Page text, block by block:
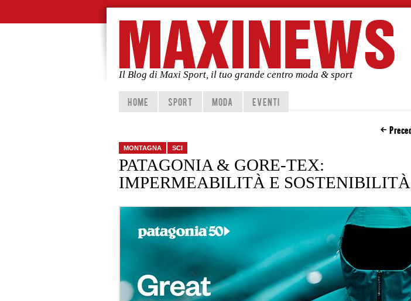
Il Blog di Maxi Sport, il tuo grande centro moda & sport
Vai al contenuto principale
Vai al contenuto secondario
HOME SPORT MODA EVENTI
MONTAGNA SCI
PATAGONIA & GORE-TEX:
IMPERMEABILITÀ E SOSTENIBILITÀ